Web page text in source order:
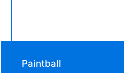
Paintball